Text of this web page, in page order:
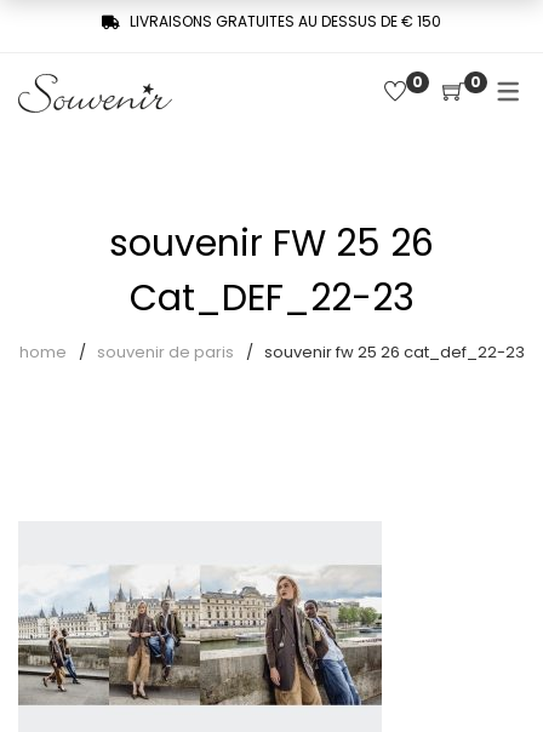
SHOP
Pulls
Robes
T-shirts
COLLECTION
LE MUSE – SOUVENIR PRIVÉE
LIVRAISONS GRATUITES AU DESSUS DE € 150
0 0
souvenir FW 25 26
Cat_DEF_22-23
home souvenir de paris souvenir fw 25 26 cat_def_22-23